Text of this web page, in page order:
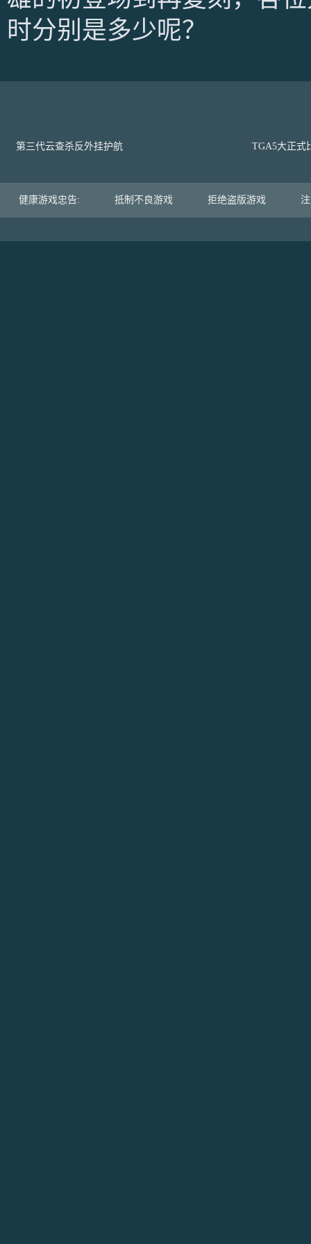
时分别是多少呢？
第三代云查杀反外挂护航 TGA5大正式
健康游戏忠告: 抵制不良游戏 拒绝盗版游戏